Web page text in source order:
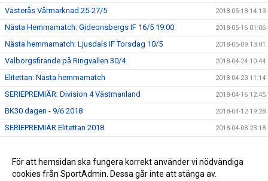
Västerås Vårmarknad 25-27/5 2018-05-18 14:13
Nästa Hemmamatch: Gideonsbergs IF 16/5 19:00 2018-05-16 01:06
Nästa hemmamatch: Ljusdals IF Torsdag 10/5 2018-05-09 13:01
Valborgsfirande på Ringvallen 30/4 2018-04-24 10:44
Elitettan: Nästa hemmamatch 2018-04-23 11:14
SERIEPREMIÄR: Division 4 Västmanland 2018-04-16 12:45
BK30 dagen - 9/6 2018 2018-04-12 19:28
SERIEPREMIÄR Elitettan 2018 2018-04-08 23:18
Uppstart för Pojkar födda 2011 2018-03-13 09:44
Julgransförsäljning 2017-12-15 13:38
För att hemsidan ska fungera korrekt använder vi nödvändiga
cookies från SportAdmin. Dessa går inte att stänga av.